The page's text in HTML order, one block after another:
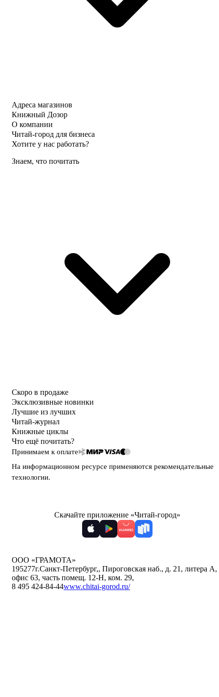
Адреса магазинов
Книжный Дозор
О компании
Читай-город для бизнеса
Хотите у нас работать?
Знаем, что почитать
Скоро в продаже
Эксклюзивные новинки
Лучшие из лучших
Читай-журнал
Книжные циклы
Что ещё почитать?
Принимаем к оплате
На информационном ресурсе применяются рекомендательные
технологии.
Скачайте приложение «Читай-город»
ООО «ГРАМОТА»
195277г.Санкт-Петербург,, Пироговская наб., д. 21, литера А,
офис 63, часть помещ. 12-Н, ком. 29,
8 495 424-84-44www.chitai-gorod.ru/